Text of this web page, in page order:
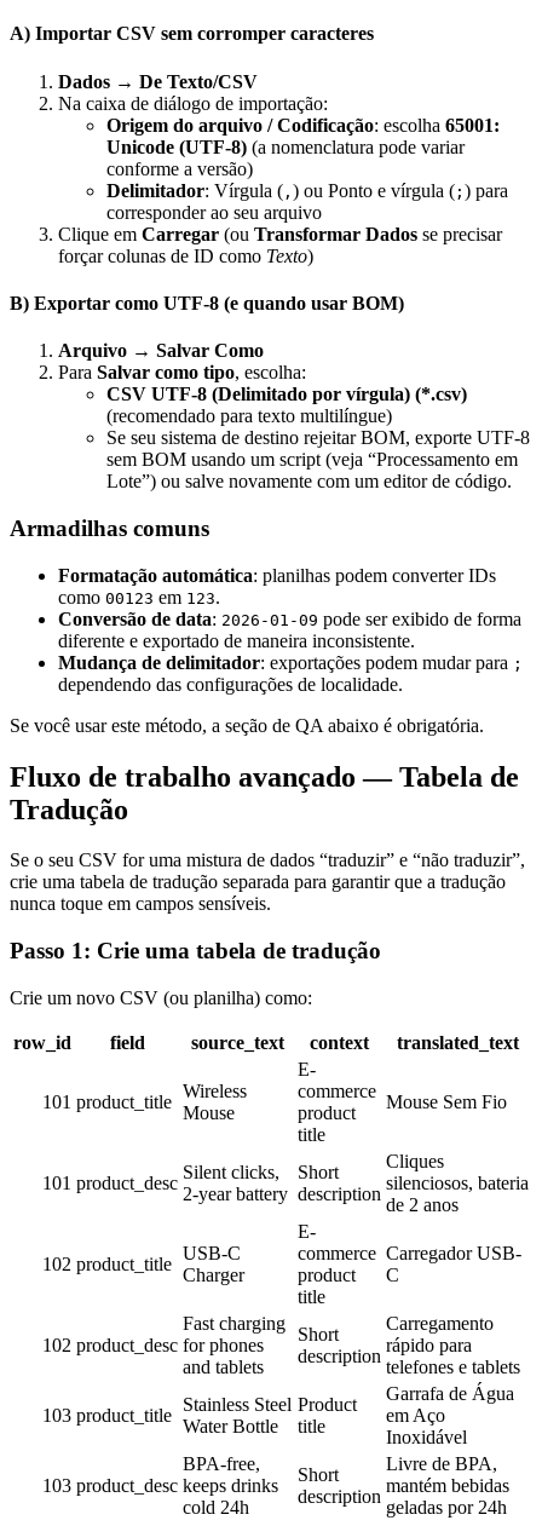
A) Importar CSV sem corromper caracteres
Dados → De Texto/CSV
Na caixa de diálogo de importação:
Origem do arquivo / Codificação: escolha 65001:
Unicode (UTF‑8) (a nomenclatura pode variar
conforme a versão)
Delimitador: Vírgula ( , ) ou Ponto e vírgula ( ; ) para
corresponder ao seu arquivo
Clique em Carregar (ou Transformar Dados se precisar
forçar colunas de ID como Texto)
B) Exportar como UTF‑8 (e quando usar BOM)
Arquivo → Salvar Como
Para Salvar como tipo, escolha:
CSV UTF‑8 (Delimitado por vírgula) (*.csv)
(recomendado para texto multilíngue)
Se seu sistema de destino rejeitar BOM, exporte UTF‑8
sem BOM usando um script (veja “Processamento em
Lote”) ou salve novamente com um editor de código.
Armadilhas comuns
Formatação automática: planilhas podem converter IDs
como 00123 em 123.
Conversão de data: 2026-01-09 pode ser exibido de forma
diferente e exportado de maneira inconsistente.
Mudança de delimitador: exportações podem mudar para ;
dependendo das configurações de localidade.
Se você usar este método, a seção de QA abaixo é obrigatória.
Fluxo de trabalho avançado — Tabela de
Tradução
Se o seu CSV for uma mistura de dados “traduzir” e “não traduzir”,
crie uma tabela de tradução separada para garantir que a tradução
nunca toque em campos sensíveis.
Passo 1: Crie uma tabela de tradução
Crie um novo CSV (ou planilha) como:
row_id field source_text context translated_text
101 product_title
Wireless
Mouse
E-
commerce
product
title
Mouse Sem Fio
101 product_desc
Silent clicks,
2-year battery
Short
description
Cliques
silenciosos, bateria
de 2 anos
102 product_title
USB-C
Charger
E-
commerce
product
title
Carregador USB-
C
102 product_desc
Fast charging
for phones
and tablets
Short
description
Carregamento
rápido para
telefones e tablets
103 product_title
Stainless Steel
Water Bottle
Product
title
Garrafa de Água
em Aço
Inoxidável
103 product_desc
BPA-free,
keeps drinks
cold 24h
Short
description
Livre de BPA,
mantém bebidas
geladas por 24h